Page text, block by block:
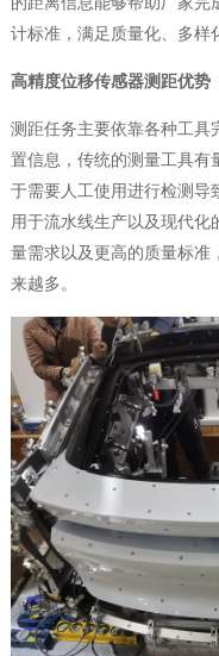
计标准，满足质量化、多样
高精度位移传感器测距优势
测距任务主要依靠各种工具
置信息，传统的测量工具有
于需要人工使用进行检测导
用于流水线生产以及现代
量需求以及更高的质量标准
来越多。